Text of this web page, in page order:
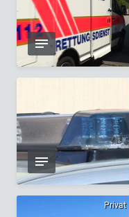
Privat